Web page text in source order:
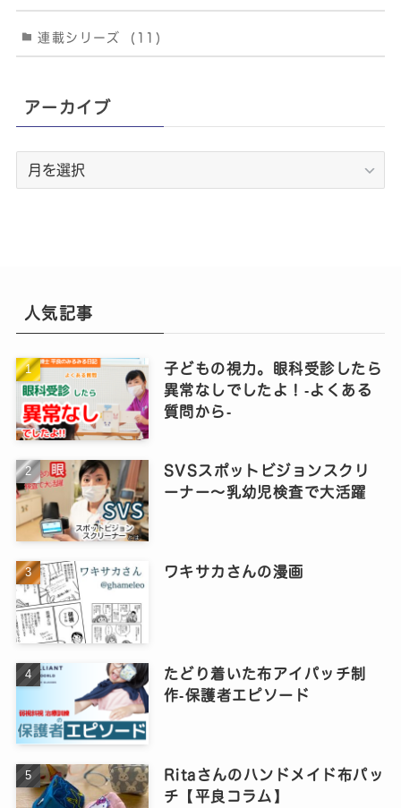
連載シリーズ (11)
アーカイブ
ア
人気記事
子どもの視力。眼科受診したら
異常なしでしたよ！‐よくある
質問から‐
SVSスポットビジョンスクリ
ーナー～乳幼児検査で大活躍
ワキサカさんの漫画
たどり着いた布アイパッチ制
作‐保護者エピソード
Ritaさんのハンドメイド布パッ
チ【平良コラム】